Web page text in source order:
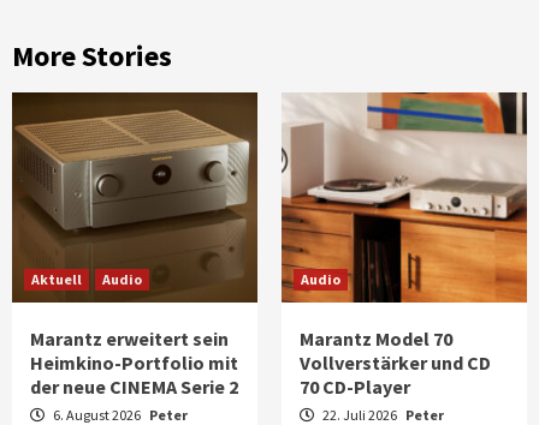
More Stories
Aktuell Audio
Marantz erweitert sein
Heimkino-Portfolio mit
der neue CINEMA Serie 2
6. August 2026 Peter
Audio
Marantz Model 70
Vollverstärker und CD
70 CD-Player
22. Juli 2026 Peter